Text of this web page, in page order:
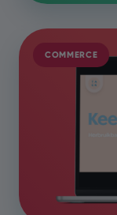
COMMERCE